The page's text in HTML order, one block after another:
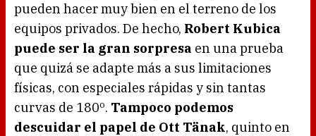
pueden hacer muy bien en el terreno de los
equipos privados. De hecho, Robert Kubica
puede ser la gran sorpresa en una prueba
que quizá se adapte más a sus limitaciones
físicas, con especiales rápidas y sin tantas
curvas de 180º. Tampoco podemos
descuidar el papel de Ott Tänak, quinto en